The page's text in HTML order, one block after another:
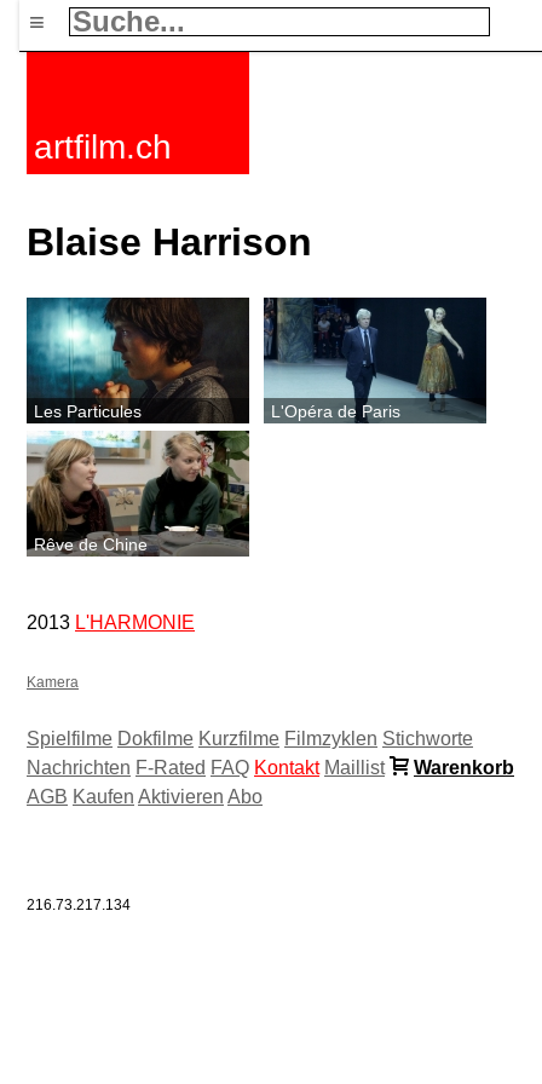
≡
artfilm.ch
Blaise Harrison
Les Particules L'Opéra de Paris
Rêve de Chine
2013 L'HARMONIE
Kamera
Spielfilme Dokfilme Kurzfilme Filmzyklen Stichworte
Nachrichten F-Rated FAQ Kontakt Maillist
Warenkorb
AGB Kaufen Aktivieren Abo
216.73.217.134